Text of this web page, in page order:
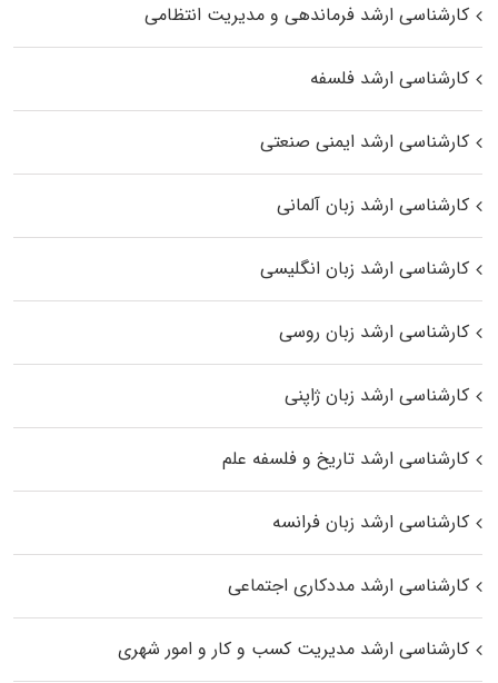
کارشناسی ارشد فرماندهی و مدیریت انتظامی
کارشناسی ارشد فلسفه
کارشناسی ارشد ایمنی صنعتی
کارشناسی ارشد زبان آلمانی
کارشناسی ارشد زبان انگلیسی
کارشناسی ارشد زبان روسی
کارشناسی ارشد زبان ژاپنی
کارشناسی ارشد تاریخ و فلسفه علم
کارشناسی ارشد زبان فرانسه
کارشناسی ارشد مددکاری اجتماعی
کارشناسی ارشد مدیریت کسب و کار و امور شهری